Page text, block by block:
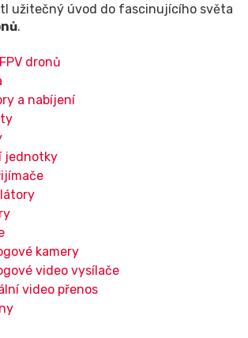
užitečný úvod do fascinujícího světa
.
dronů
a nabíjení
jednotky
kamery
video vysílače
video přenos